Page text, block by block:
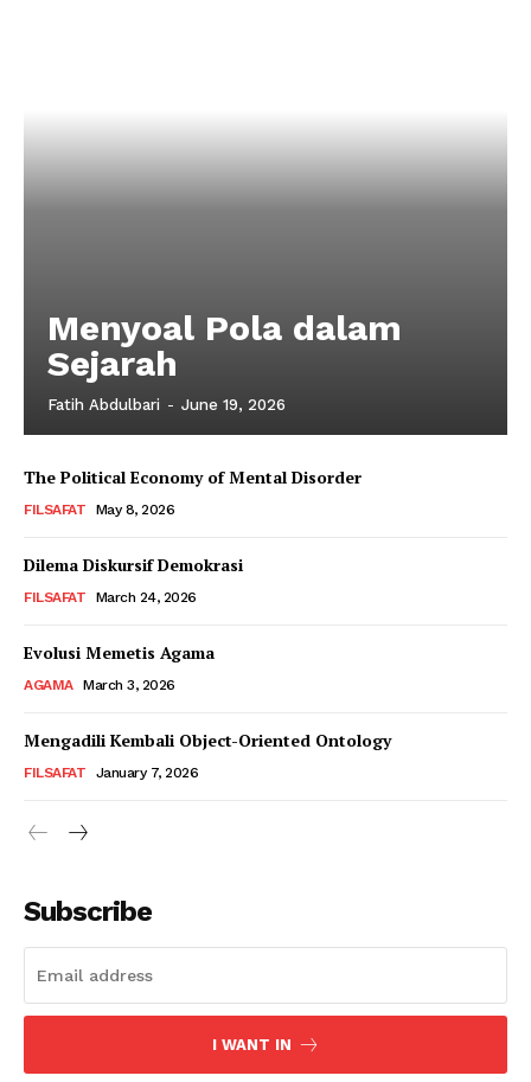
Menyoal Pola dalam
Sejarah
Fatih Abdulbari - June 19, 2026
The Political Economy of Mental Disorder
FILSAFAT May 8, 2026
Dilema Diskursif Demokrasi
FILSAFAT March 24, 2026
Evolusi Memetis Agama
AGAMA March 3, 2026
Mengadili Kembali Object-Oriented Ontology
FILSAFAT January 7, 2026
Subscribe
I WANT IN